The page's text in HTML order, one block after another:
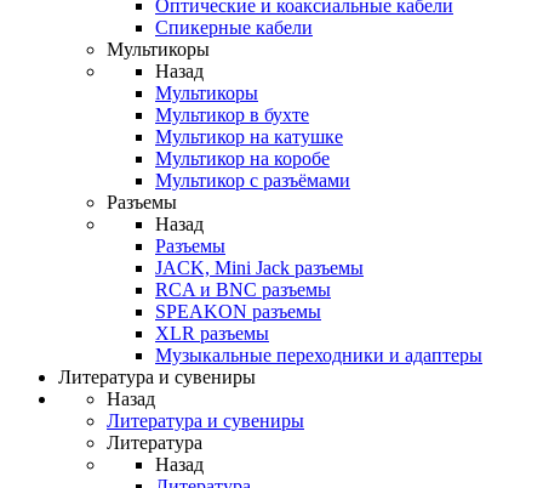
Оптические и коаксиальные кабели
Спикерные кабели
Мультикоры
Назад
Мультикоры
Мультикор в бухте
Мультикор на катушке
Мультикор на коробе
Мультикор с разъёмами
Разъемы
Назад
Разъемы
JACK, Mini Jack разъемы
RCA и BNC разъемы
SPEAKON разъемы
XLR разъемы
Музыкальные переходники и адаптеры
Литература и сувениры
Назад
Литература и сувениры
Литература
Назад